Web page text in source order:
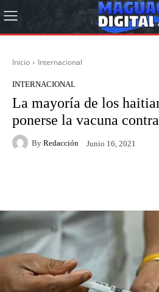
Inicio Internacional
INTERNACIONAL
La mayoría de los
ponerse la vacuna
By Redacción Junio 16, 2021